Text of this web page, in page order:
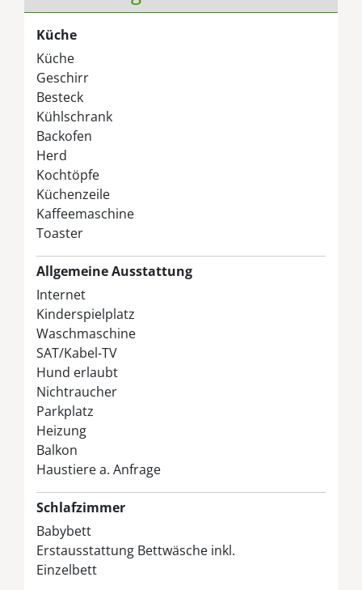
Küche
Küche
Geschirr
Besteck
Kühlschrank
Backofen
Herd
Kochtöpfe
Küchenzeile
Kaffeemaschine
Toaster
Allgemeine Ausstattung
Internet
Kinderspielplatz
Waschmaschine
SAT/Kabel-TV
Hund erlaubt
Nichtraucher
Parkplatz
Heizung
Balkon
Haustiere a. Anfrage
Schlafzimmer
Babybett
Erstausstattung Bettwäsche inkl.
Einzelbett